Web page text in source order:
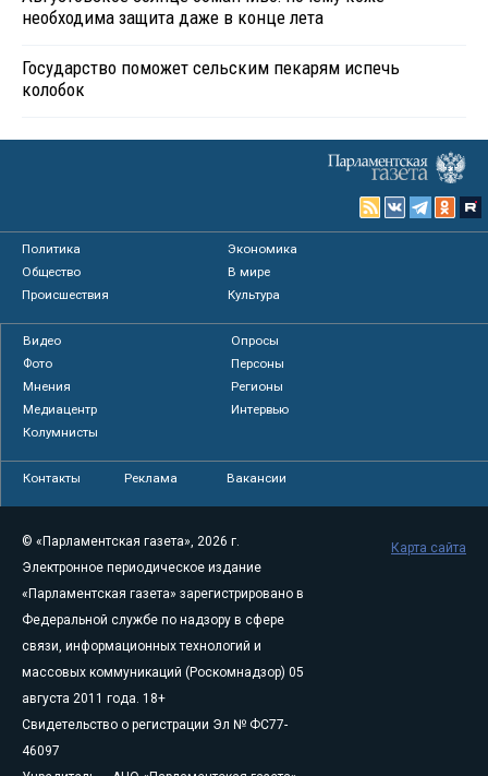
необходима защита даже в конце лета
Государство поможет сельским пекарям испечь
колобок
Политика
Экономика
Общество
В мире
Происшествия
Культура
Видео
Опросы
Фото
Персоны
Мнения
Регионы
Медиацентр
Интервью
Колумнисты
Контакты Реклама Вакансии
© «Парламентская газета», 2026 г.
Электронное периодическое издание
«Парламентская газета» зарегистрировано в
Федеральной службе по надзору в сфере
связи, информационных технологий и
массовых коммуникаций (Роскомнадзор) 05
августа 2011 года. 18+
Свидетельство о регистрации Эл № ФС77-
46097
Карта сайта